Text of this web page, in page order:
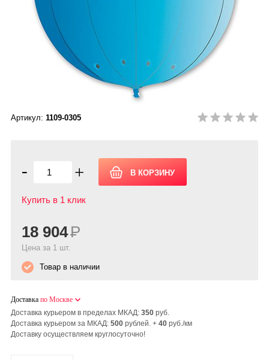
Артикул: 1109-0305
- +
Купить в 1 клик
18 904Р
Цена за 1 шт.
Товар в наличии
Доставка по Москве
Доставка курьером в пределах МКАД: 350 руб.
Доставка курьером за МКАД: 500 рублей. + 40 руб./км
Доставку осуществляем круглосуточно!